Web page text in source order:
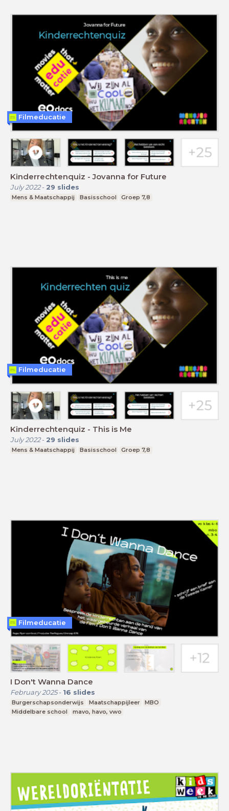
Kinderrechtenquiz - Jovanna for Future
July 2022- 29 slides
Mens & Maatschappij Basisschool Groep 7,8
Filmeducatie
Kinderrechtenquiz - This is Me
July 2022- 29 slides
Mens & Maatschappij Basisschool Groep 7,8
Filmeducatie
I Don't Wanna Dance
February 2025- 16 slides
Burgerschapsonderwijs Maatschappijleer
MBO
Middelbare school
mavo, havo, vwo
Filmeducatie